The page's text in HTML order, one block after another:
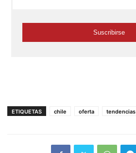
ETIQUETAS chile oferta tendencias